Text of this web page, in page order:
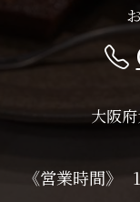
大阪
《営業時間》